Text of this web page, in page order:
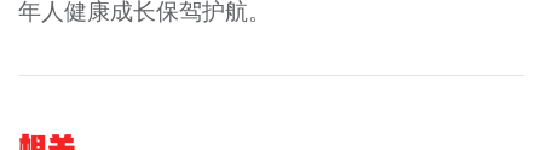
年人健康成长保驾护航。